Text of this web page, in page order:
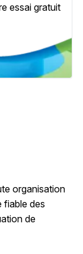
essai gratuit
organisation
fiable des
de